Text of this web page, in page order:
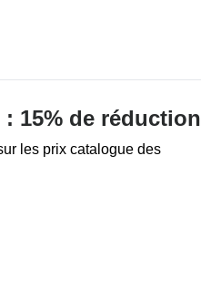
15% de réduction
les prix catalogue des